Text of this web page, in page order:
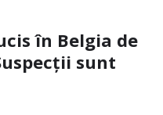
în Belgia de
sunt